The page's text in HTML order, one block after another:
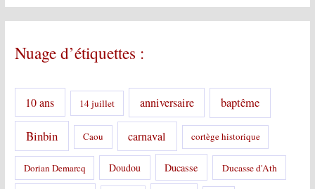
é
g
r
s
Nuage d’étiquettes :
10 ans 14 juillet anniversaire baptême
Binbin Caou carnaval cortège historique
Dorian Demarcq Doudou Ducasse Ducasse d'Ath